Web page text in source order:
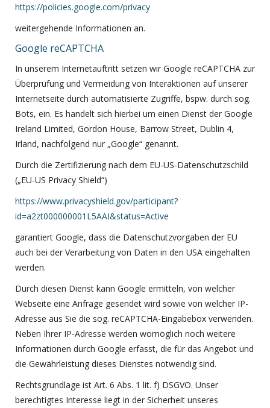
https://policies.google.com/privacy
weitergehende Informationen an.
Google reCAPTCHA
In unserem Internetauftritt setzen wir Google reCAPTCHA zur
Überprüfung und Vermeidung von Interaktionen auf unserer
Internetseite durch automatisierte Zugriffe, bspw. durch sog.
Bots, ein. Es handelt sich hierbei um einen Dienst der Google
Ireland Limited, Gordon House, Barrow Street, Dublin 4,
Irland, nachfolgend nur „Google“ genannt.
Durch die Zertifizierung nach dem EU-US-Datenschutzschild
(„EU-US Privacy Shield“)
https://www.privacyshield.gov/participant?
id=a2zt000000001L5AAI&status=Active
garantiert Google, dass die Datenschutzvorgaben der EU
auch bei der Verarbeitung von Daten in den USA eingehalten
werden.
Durch diesen Dienst kann Google ermitteln, von welcher
Webseite eine Anfrage gesendet wird sowie von welcher IP-
Adresse aus Sie die sog. reCAPTCHA-Eingabebox verwenden.
Neben Ihrer IP-Adresse werden womöglich noch weitere
Informationen durch Google erfasst, die für das Angebot und
die Gewährleistung dieses Dienstes notwendig sind.
Rechtsgrundlage ist Art. 6 Abs. 1 lit. f) DSGVO. Unser
berechtigtes Interesse liegt in der Sicherheit unseres